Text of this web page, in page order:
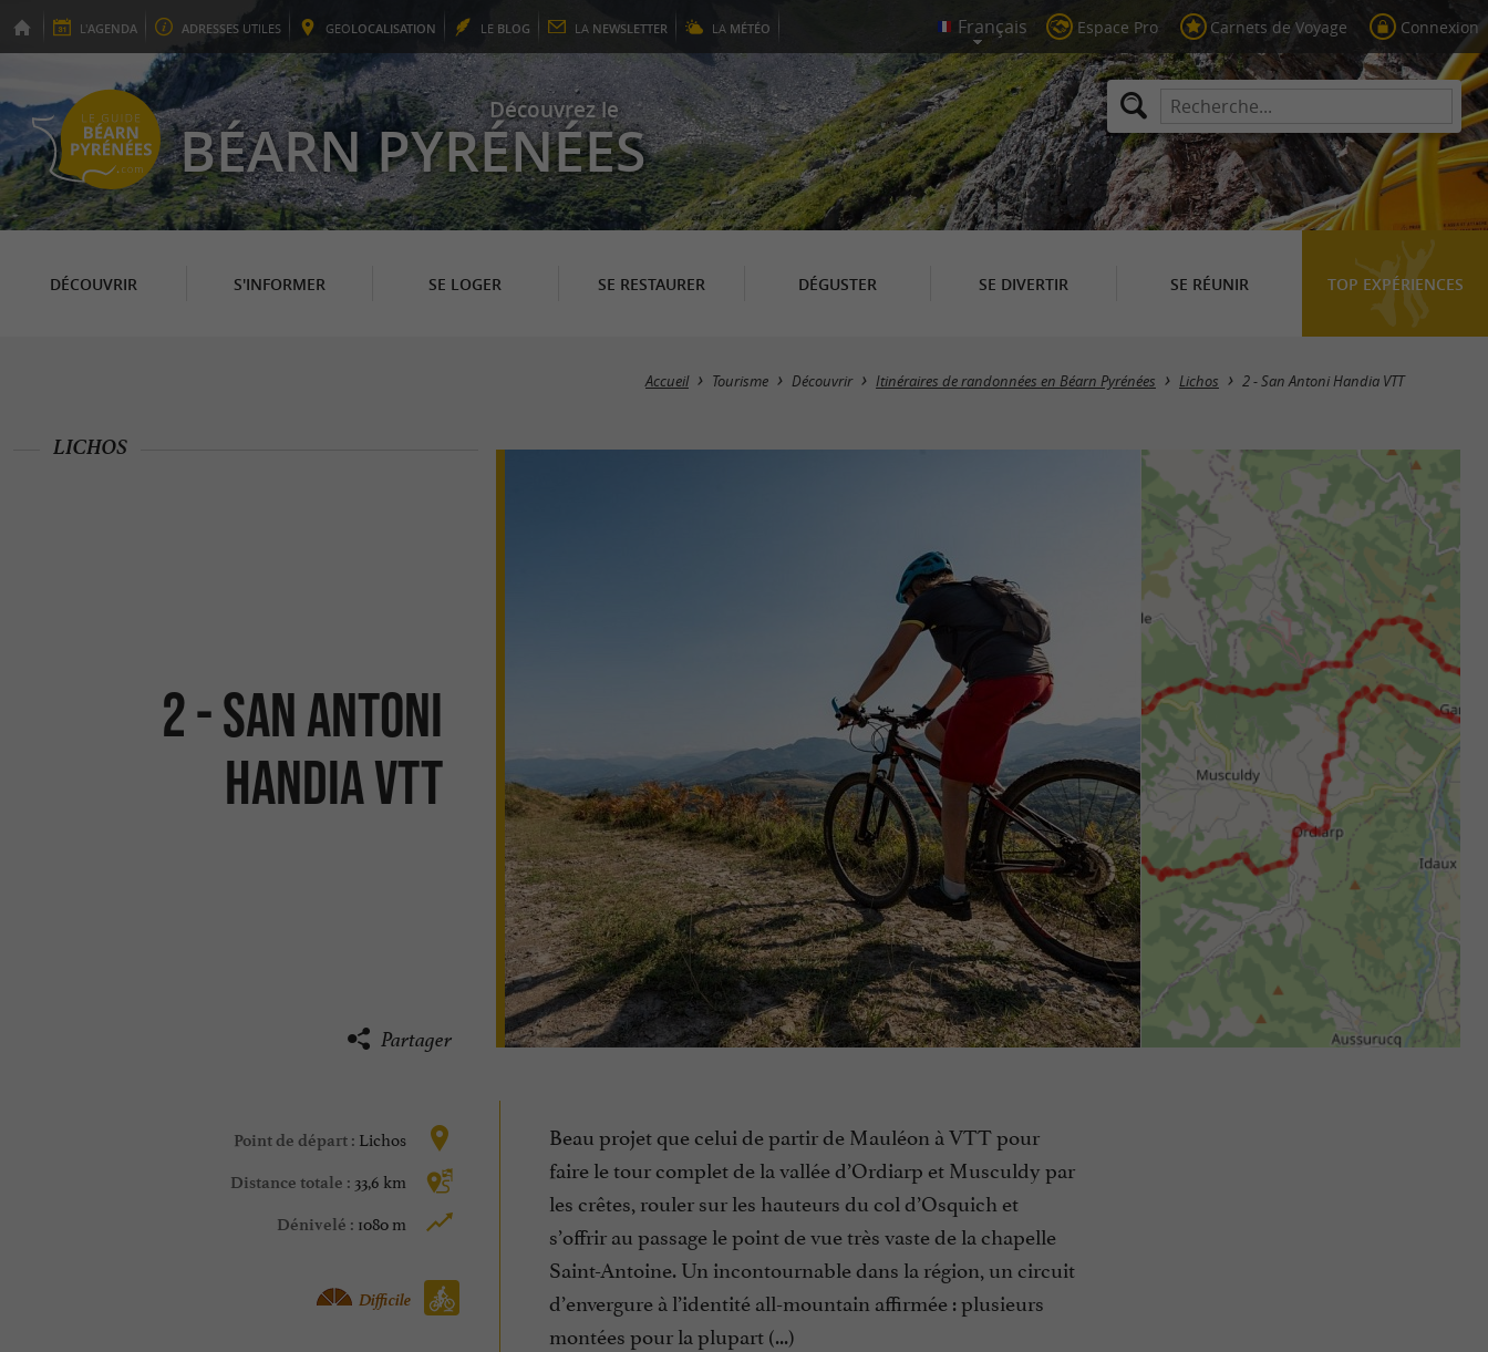
L'AGENDA ADRESSES UTILES GEOLOCALISATION LE BLOG LA NEWSLETTER LA MÉTÉO Espace Pro Carnets de Voyage Connexion
Découvrez le
BÉARN PYRÉNÉES
DÉCOUVRIR S'INFORMER SE LOGER SE RESTAURER DÉGUSTER SE DIVERTIR SE RÉUNIR TOP EXPÉRIENCES
Accueil Tourisme Découvrir Itinéraires de randonnées en Béarn Pyrénées Lichos 2 - San Antoni Handia VTT
2 - San Antoni
Handia VTT
LICHOS
Partager
Point de départ : Lichos
Distance totale : 33,6 km
Dénivelé : 1080 m
Vtt :
Difficile
Beau projet que celui de partir de Mauléon à VTT pour
faire le tour complet de la vallée d’Ordiarp et Musculdy par
les crêtes, rouler sur les hauteurs du col d’Osquich et
s’offrir au passage le point de vue très vaste de la chapelle
Saint-Antoine. Un incontournable dans la région, un circuit
d’envergure à l’identité all-mountain affirmée : plusieurs
montées pour la plupart (...)